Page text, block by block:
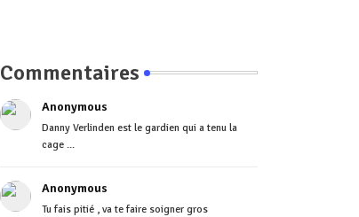
Commentaires
Anonymous
Danny Verlinden est le gardien qui a tenu la
cage ...
Anonymous
Tu fais pitié , va te faire soigner gros